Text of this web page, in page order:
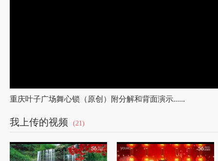
重庆叶子广场舞心锁（原创）附分解和背面演示......
我上传的视频 (21)